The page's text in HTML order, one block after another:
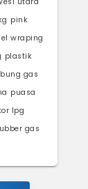
pink
wraping
plastik
gas
puasa
lpg
gas